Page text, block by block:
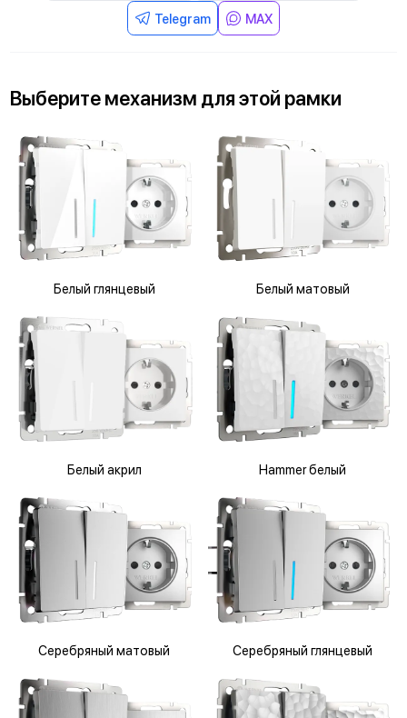
Telegram MAX
Выберитемеханизм дляэтой рамки
Белый глянцевый Белый матовый
Белый акрил Hammer белый
Серебряный матовый Серебряный глянцевый